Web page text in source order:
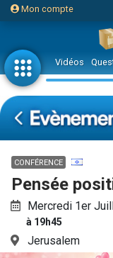
Mon compte
Vidéos
CONFÉRENCE
Pensée
Mercredi 1er
à 19h45
Jerusalem